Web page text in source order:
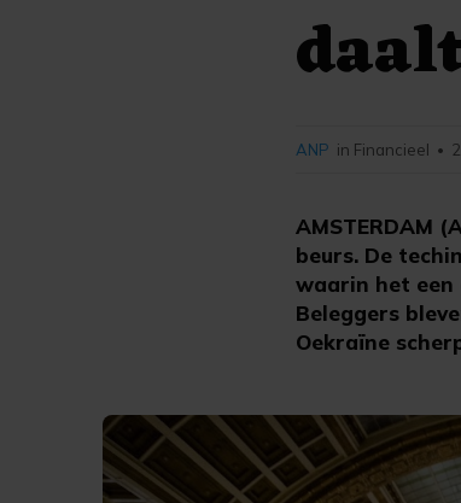
AMSTERDAM
beurs. De
waarin het een
Beleggers
Oekraïne
ANP in Financieel •